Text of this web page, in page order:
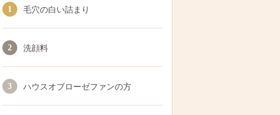
1 毛穴の白い詰まり
2 洗顔料
3 ハウスオブローゼファンの方